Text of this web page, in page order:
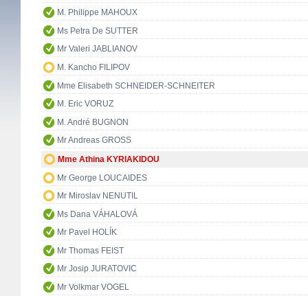
M. Philippe MAHOUX
Ms Petra De SUTTER
Mr Valeri JABLIANOV
M. Kancho FILIPOV
Mme Elisabeth SCHNEIDER-SCHNEITER
M. Eric VORUZ
M. André BUGNON
Mr Andreas GROSS
Mme Athina KYRIAKIDOU
Mr George LOUCAIDES
Mr Miroslav NENUTIL
Ms Dana VÁHALOVÁ
Mr Pavel HOLÍK
Mr Thomas FEIST
Mr Josip JURATOVIC
Mr Volkmar VOGEL